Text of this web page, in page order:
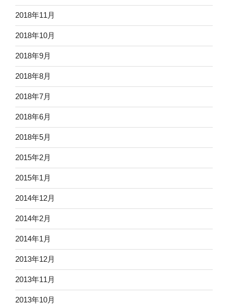
2018年11月
2018年10月
2018年9月
2018年8月
2018年7月
2018年6月
2018年5月
2015年2月
2015年1月
2014年12月
2014年2月
2014年1月
2013年12月
2013年11月
2013年10月